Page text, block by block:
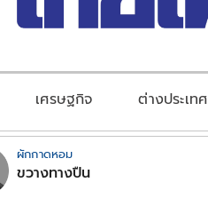
เศรษฐกิจ ต่างประเทศ
ผักกาดหอม
ขวางทางปืน